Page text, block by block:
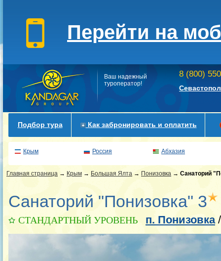
Перейти на
Ваш надежный
туроператор!
8 (800)
Подбор тура Как забронировать и оплатить
Крым Россия Абхазия
Главная страница → Крым → Большая Ялта → Понизовка → Санаторий
Санаторий "Понизовка" 3
СТАНДАРТНЫЙ УРОВЕНЬ п. Понизовка